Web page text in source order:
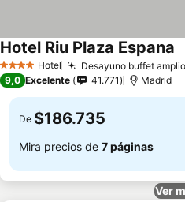
4 EstrellasHotel Desayuno buffet
Hotel Riu Plaza Espana
9,0 Excelente 41.771 Madrid
De $186.735
Mira precios de 7 páginas
Ver